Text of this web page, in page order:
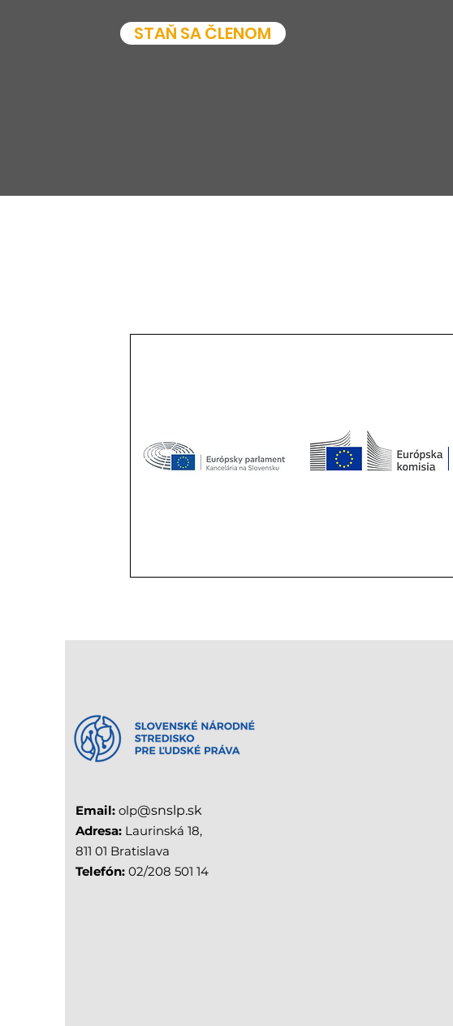
STAŇ SA ČLENOM
Email: olp@snslp.sk
Adresa: Laurinská 18,
811 01 Bratislava
Telefón: 02/208 501 14